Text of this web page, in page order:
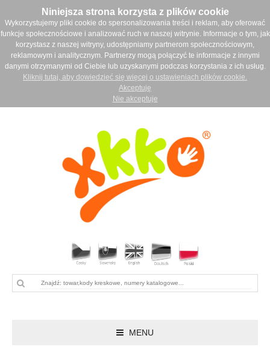
Niniejsza strona korzysta z plików cookie
Wykorzystujemy pliki cookie do spersonalizowania treści i reklam, aby oferować
funkcje społecznościowe i analizować ruch w naszej witrynie. Informacje o tym, jak
korzystasz z naszej witryny, udostępniamy partnerom społecznościowym,
reklamowym i analitycznym. Partnerzy mogą połączyć te informacje z innymi
danymi otrzymanymi od Ciebie lub uzyskanymi podczas korzystania z ich usług.
Kliknij tutaj, aby dowiedzieć się więcej o ustawieniach plików cookie.
Akceptuję
Nie akceptuje
MENU